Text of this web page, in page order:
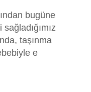
bugüne
taşınma
e